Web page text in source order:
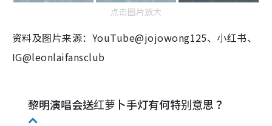
点击图片放大
资料及图片来源：YouTube@jojowong125、小红书、
IG@leonlaifansclub
黎明演唱会送红萝卜手灯有何特别意思？